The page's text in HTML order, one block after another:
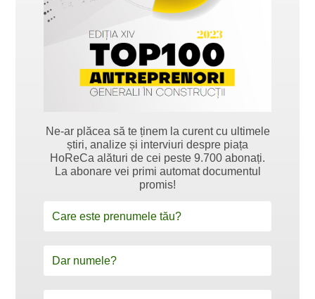
Ne-ar plăcea să te ținem la curent cu ultimele
știri, analize și interviuri despre piața
HoReCa alături de cei peste 9.700 abonați.
La abonare vei primi automat documentul
promis!